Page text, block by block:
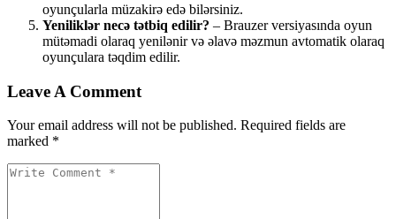
oyunçularla müzakirə edə bilərsiniz.
Yeniliklər necə tətbiq edilir? – Brauzer versiyasında oyun
mütəmadi olaraq yenilənir və əlavə məzmun avtomatik olaraq
oyunçulara təqdim edilir.
Leave A Comment
Your email address will not be published. Required fields are
marked *